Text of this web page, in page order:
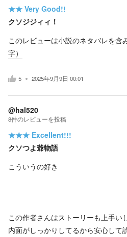
★★ Very Good!!
クソジジィィ！
このレビューは小説のネタバレを含
字）
5 2025年9月9日 00:01
@hal520
8件のレビューを投稿
★★★ Excellent!!!
クソつよ爺物語
こういうの好き
この作者さんはストーリーも上手い
内面がしっかりしてるから安心して